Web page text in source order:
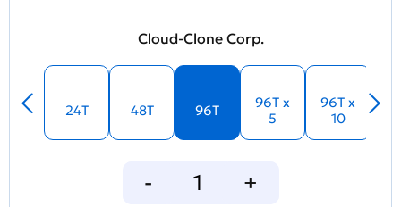
Cloud-Clone Corp.
24T 48T 96T
96T x
5
96T x
10